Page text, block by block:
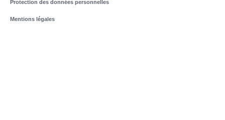
Protection des données personnelles
Mentions légales